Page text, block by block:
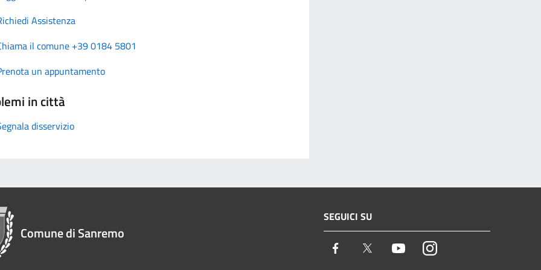
Assistenza
il comune +39 0184 5801
un appuntamento
in città
disservizio
Comune di Sanremo
SEGUICI SU
Facebook Twitter YoutubeInstagram